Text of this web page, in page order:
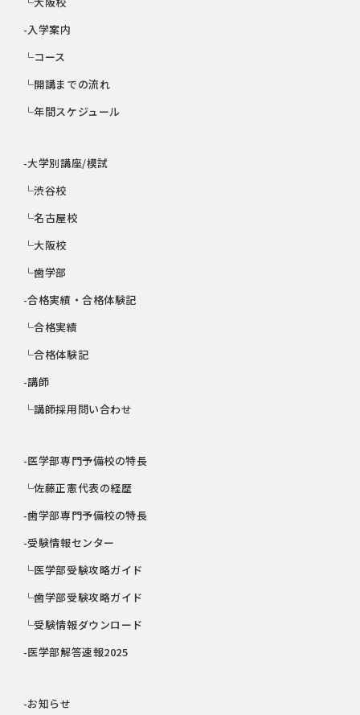
-入学案内
└コース
└開講までの流れ
└年間スケジュール
-大学別講座/模試
└渋谷校
└名古屋校
└大阪校
└歯学部
-合格実績・合格体験記
└合格実績
└合格体験記
-講師
└講師採用問い合わせ
-医学部専門予備校の特長
└佐藤正憲代表の経歴
-歯学部専門予備校の特長
-受験情報センター
└医学部受験攻略ガイド
└歯学部受験攻略ガイド
└受験情報ダウンロード
-医学部解答速報2025
-お知らせ